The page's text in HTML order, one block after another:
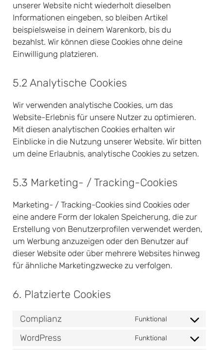
unserer Website nicht wiederholt dieselben
Informationen eingeben, so bleiben Artikel
beispielsweise in deinem Warenkorb, bis du
bezahlst. Wir können diese Cookies ohne deine
Einwilligung platzieren.
5.2 Analytische Cookies
Wir verwenden analytische Cookies, um das
Website-Erlebnis für unsere Nutzer zu optimieren.
Mit diesen analytischen Cookies erhalten wir
Einblicke in die Nutzung unserer Website. Wir bitten
um deine Erlaubnis, analytische Cookies zu setzen.
5.3 Marketing- / Tracking-Cookies
Marketing- / Tracking-Cookies sind Cookies oder
eine andere Form der lokalen Speicherung, die zur
Erstellung von Benutzerprofilen verwendet werden,
um Werbung anzuzeigen oder den Benutzer auf
dieser Website oder über mehrere Websites hinweg
für ähnliche Marketingzwecke zu verfolgen.
6. Platzierte Cookies
Complianz Funktional
Consent
service
WordPress Funktional
Consent